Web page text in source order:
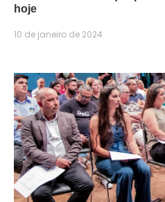
hoje
10 de janeiro de 2024